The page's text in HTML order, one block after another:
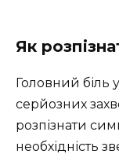
Як
Головний біль
серйозних
розпізнати
необхідність